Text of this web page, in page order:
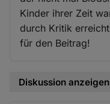
Kinder ihrer Zeit
durch Kritik
für den Beitrag!
Diskussion anzeigen